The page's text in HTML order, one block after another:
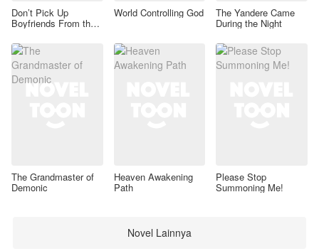
Don’t Pick Up
Boyfriends From the
World Controlling God The Yandere Came
During the Night
The Grandmaster of
Demonic
Heaven Awakening
Path
Please Stop
Summoning Me!
Novel Lainnya